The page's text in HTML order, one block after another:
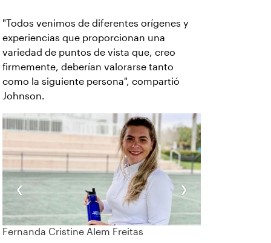
"Todos venimos de diferentes orígenes y
experiencias que proporcionan una
variedad de puntos de vista que, creo
firmemente, deberían valorarse tanto
como la siguiente persona", compartió
Johnson.
‹
Fernanda Cristine Alem Freitas
›